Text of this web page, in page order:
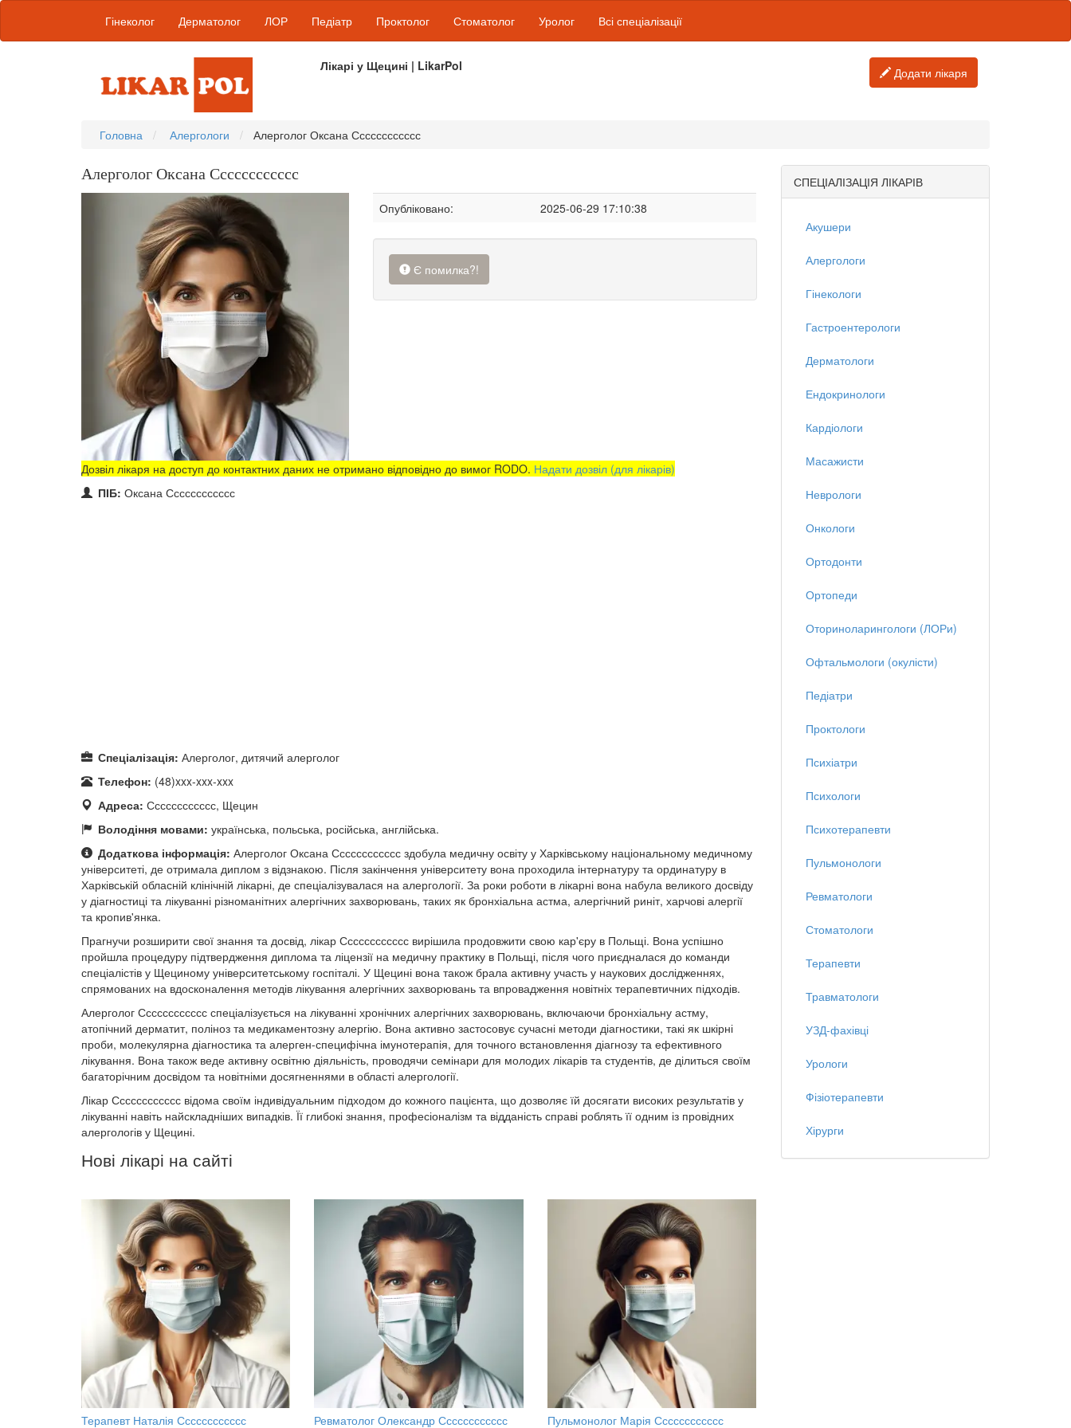
Гінеколог Дерматолог ЛОР Педіатр Проктолог Стоматолог Уролог Всі спеціалізації
Лікарі у Щецині | LikarPol Додати лікаря
Головна Алергологи Алерголог Оксана Сссссссссссс
Алерголог Оксана Сссссссссссс
Опубліковано: 2025-06-29 17:10:38
Є помилка?!
Дозвіл лікаря на доступ до контактних даних не отримано відповідно до вимог RODO. Надати дозвіл (для лікарів)
ПІБ: Оксана Сссссссссссс
Спеціалізація: Алерголог, дитячий алерголог
Телефон: (48)xxx-xxx-xxx
Адреса: Сссссссссссс, Щецин
Володіння мовами: українська, польська, російська, англійська.
Додаткова інформація: Алерголог Оксана Сссссссссссс здобула медичну освіту у Харківському національному медичному
університеті, де отримала диплом з відзнакою. Після закінчення університету вона проходила інтернатуру та ординатуру в
Харківській обласній клінічній лікарні, де спеціалізувалася на алергології. За роки роботи в лікарні вона набула великого досвіду
у діагностиці та лікуванні різноманітних алергічних захворювань, таких як бронхіальна астма, алергічний риніт, харчові алергії
та кропив'янка.
Прагнучи розширити свої знання та досвід, лікар Сссссссссссс вирішила продовжити свою кар'єру в Польщі. Вона успішно
пройшла процедуру підтвердження диплома та ліцензії на медичну практику в Польщі, після чого приєдналася до команди
спеціалістів у Щециному університетському госпіталі. У Щецині вона також брала активну участь у наукових дослідженнях,
спрямованих на вдосконалення методів лікування алергічних захворювань та впровадження новітніх терапевтичних підходів.
Алерголог Сссссссссссс спеціалізується на лікуванні хронічних алергічних захворювань, включаючи бронхіальну астму,
атопічний дерматит, поліноз та медикаментозну алергію. Вона активно застосовує сучасні методи діагностики, такі як шкірні
проби, молекулярна діагностика та алерген-специфічна імунотерапія, для точного встановлення діагнозу та ефективного
лікування. Вона також веде активну освітню діяльність, проводячи семінари для молодих лікарів та студентів, де ділиться своїм
багаторічним досвідом та новітніми досягненнями в області алергології.
Лікар Сссссссссссс відома своїм індивідуальним підходом до кожного пацієнта, що дозволяє їй досягати високих результатів у
лікуванні навіть найскладніших випадків. Її глибокі знання, професіоналізм та відданість справі роблять її одним із провідних
алергологів у Щецині.
Нові лікарі на сайті
Терапевт Наталія Сссссссссссс Ревматолог Олександр Сссссссссссс Пульмонолог Марія Сссссссссссс
СПЕЦІАЛІЗАЦІЯ ЛІКАРІВ
Акушери
Алергологи
Гінекологи
Гастроентерологи
Дерматологи
Ендокринологи
Кардіологи
Масажисти
Неврологи
Онкологи
Ортодонти
Ортопеди
Оториноларингологи (ЛОРи)
Офтальмологи (окулісти)
Педіатри
Проктологи
Психіатри
Психологи
Психотерапевти
Пульмонологи
Ревматологи
Стоматологи
Терапевти
Травматологи
УЗД-фахівці
Урологи
Фізіотерапевти
Хірурги